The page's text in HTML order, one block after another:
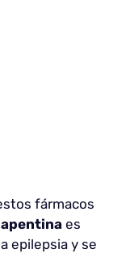
fármacos
es
epilepsia y se